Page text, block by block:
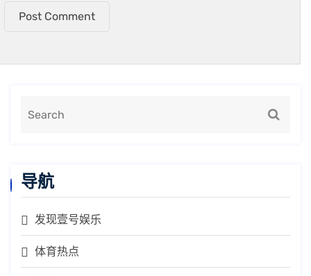
Post Comment
导航
发现壹号娱乐
体育热点